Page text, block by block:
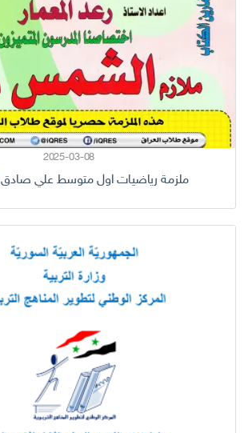
2025-03-08
ملزمة رياضيات اول متوسط علي صادق 2025 pdf